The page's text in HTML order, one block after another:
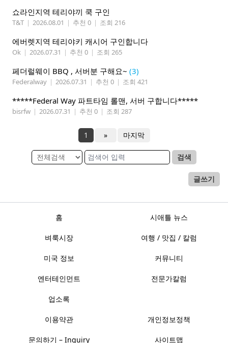
쇼라인지역 테리야끼 쿡 구인
T&T | 2026.08.01 | 추천 0 | 조회 216
에버렛지역 테리야키 캐시어 구인합니다
Ok | 2026.07.31 | 추천 0 | 조회 265
페더럴웨이 BBQ , 서버분 구해요~ (3)
Federalway | 2026.07.31 | 추천 0 | 조회 421
*****Federal Way 파트타임 롤맨, 서버 구합니다*****
bisrfw | 2026.07.31 | 추천 0 | 조회 287
1 » 마지막
검색
글쓰기
홈 시애틀 뉴스
벼룩시장 여행 / 맛집 / 칼럼
미국 정보 커뮤니티
엔터테인먼트 전문가칼럼
업소록
이용약관 개인정보정책
문의하기 – Inquiry 사이트맵